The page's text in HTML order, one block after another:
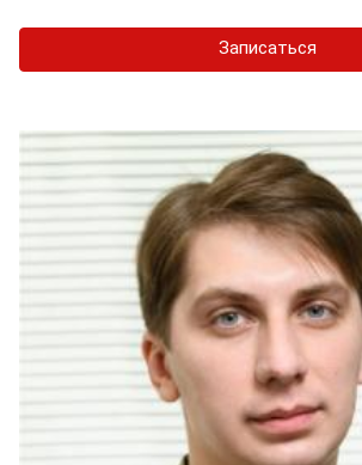
Записаться